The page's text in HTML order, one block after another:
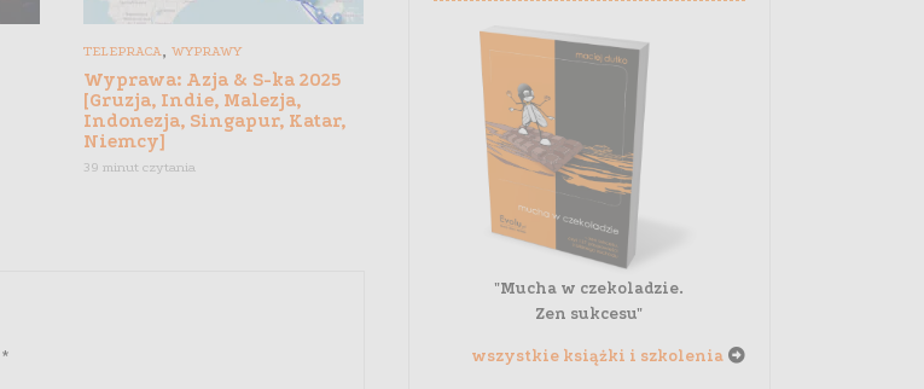
TELEPRACA,WYPRAWY
Wyprawa: Azja & S-ka 2025
[Gruzja, Indie, Malezja,
Indonezja, Singapur, Katar,
Niemcy]
39 minut czytania
*
"Mucha w czekoladzie.
Zen sukcesu"
wszystkie książki i szkolenia